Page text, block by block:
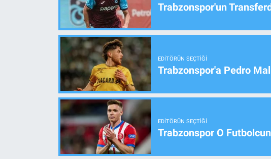
Trabzonspor'un
EDITÖRÜN SEÇTIĞI
Trabzonspor'a Pedro
EDITÖRÜN SEÇTIĞI
Trabzonspor O